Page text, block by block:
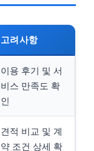
고려사항
이용 후기 및 서
비스 만족도 확
인
견적 비교 및 계
약 조건 상세 확